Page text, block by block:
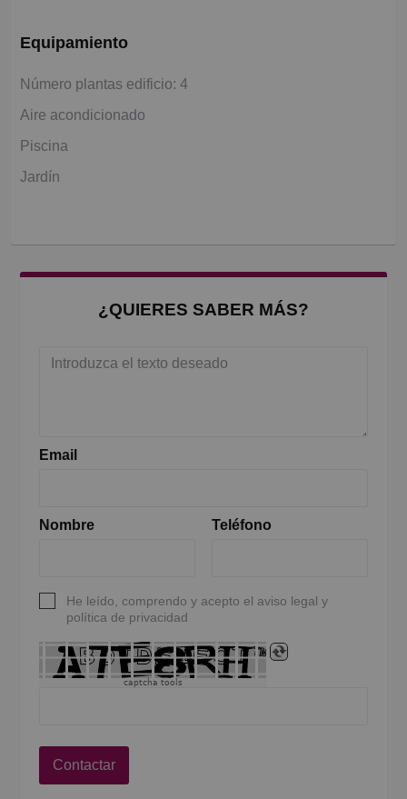
Equipamiento
Número plantas edificio: 4
Aire acondicionado
Piscina
Jardín
¿QUIERES SABER MÁS?
Email
Nombre Teléfono
He leído, comprendo y acepto el aviso legal y
política de privacidad
captcha tools
Contactar